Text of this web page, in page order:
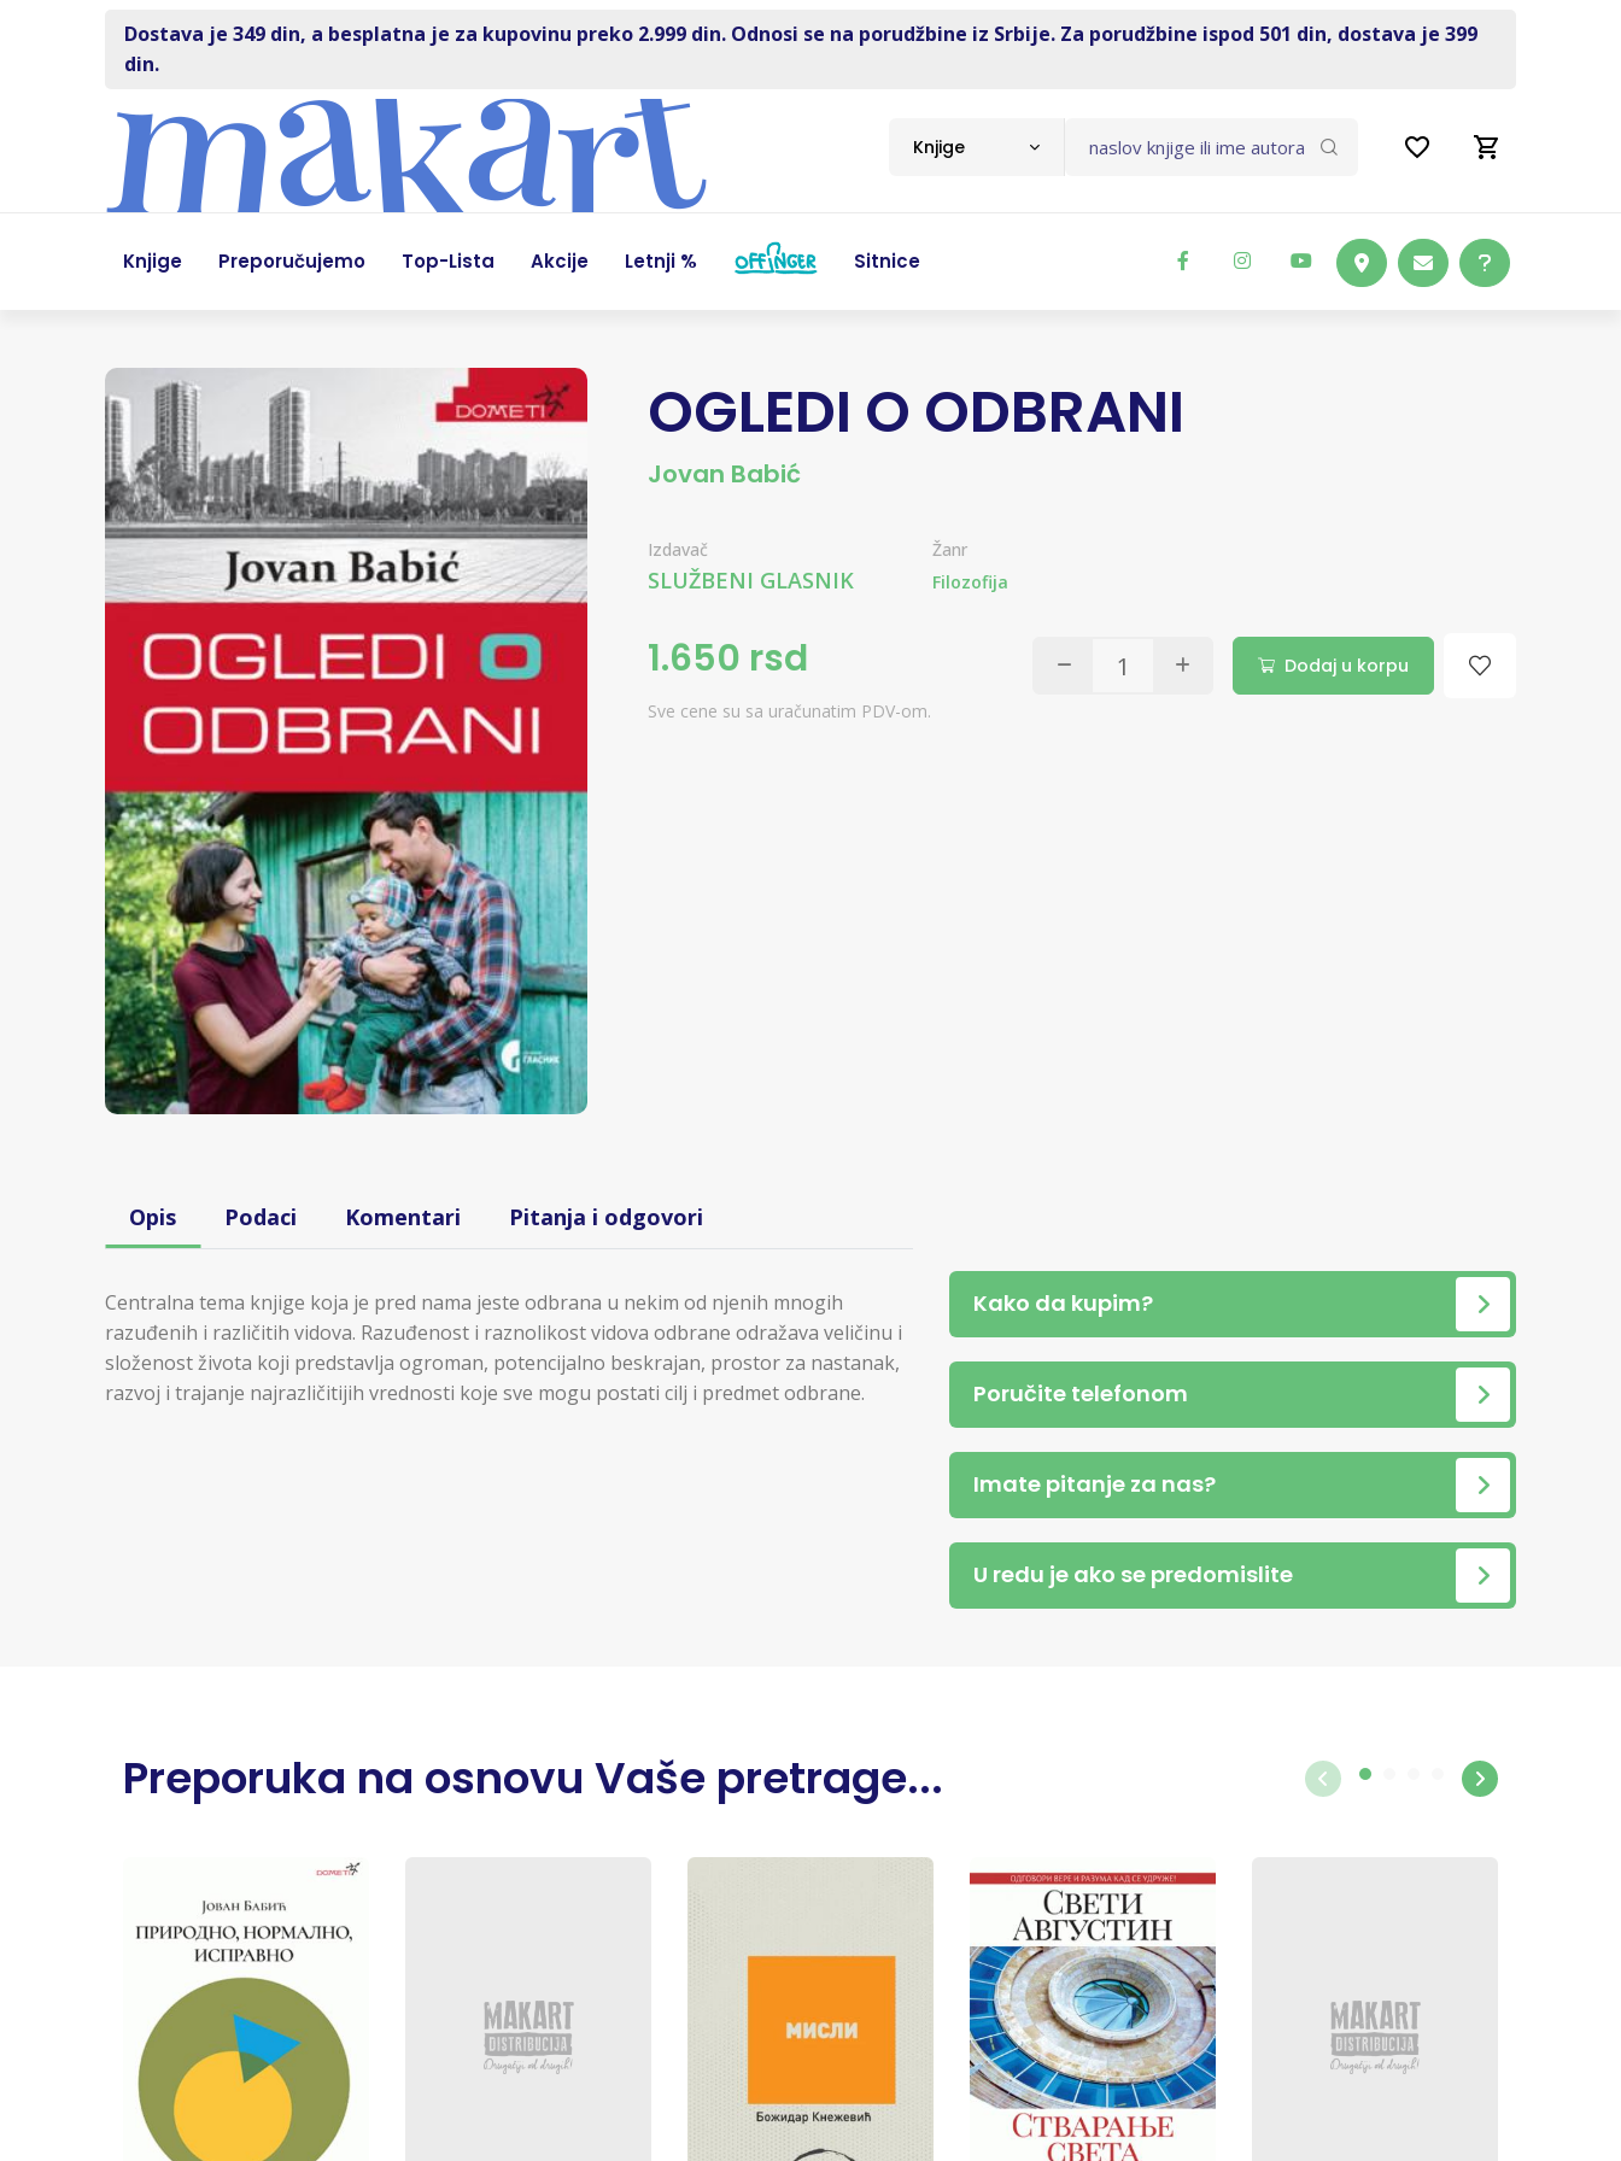
Dostava je 349 din, a besplatna je za kupovinu preko 2.999 din. Odnosi se na porudžbine iz Srbije. Za porudžbine ispod 501 din, dostava je 399
din.
Knjige
Knjige Preporučujemo Top-Lista Akcije Letnji % Sitnice
OGLEDI O ODBRANI
Jovan Babić
Izdavač
SLUŽBENI GLASNIK
Žanr
Filozofija
1.650 rsd Dodaj u korpu
Sve cene su sa uračunatim PDV-om.
Opis Podaci Komentari Pitanja i odgovori
Centralna tema knjige koja je pred nama jeste odbrana u nekim od njenih mnogih
razuđenih i različitih vidova. Razuđenost i raznolikost vidova odbrane odražava veličinu i
složenost života koji predstavlja ogroman, potencijalno beskrajan, prostor za nastanak,
razvoj i trajanje najrazličitijih vrednosti koje sve mogu postati cilj i predmet odbrane.
Kako da kupim?
Poručite telefonom
Imate pitanje za nas?
U redu je ako se predomislite
Preporuka na osnovu Vaše pretrage...